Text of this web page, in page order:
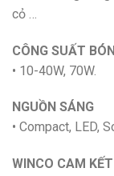
cỏ …
CÔNG SUẤT
• 10-40W, 70W.
NGUỒN SÁNG
• Compact, LED,
WINCO CAM KẾT